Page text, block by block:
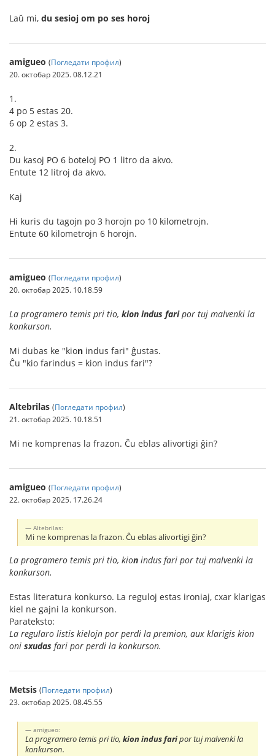
Laŭ mi, du sesioj om po ses horoj
amigueo (Погледати профил)
20. октобар 2025. 08.12.21
1.
4 po 5 estas 20.
6 op 2 estas 3.
2.
Du kasoj PO 6 boteloj PO 1 litro da akvo.
Entute 12 litroj da akvo.
Kaj
Hi kuris du tagojn po 3 horojn po 10 kilometrojn.
Entute 60 kilometrojn 6 horojn.
amigueo (Погледати профил)
20. октобар 2025. 10.18.59
La programero temis pri tio, kion indus faripor tuj malvenki la
konkurson.
Mi dubas ke "kion indus fari" ĝustas.
Ĉu "kio farindus = kion indus fari"?
Altebrilas (Погледати профил)
21. октобар 2025. 10.18.51
Mi ne komprenas la frazon. Ĉu eblas alivortigi ĝin?
amigueo (Погледати профил)
22. октобар 2025. 17.26.24
Altebrilas:
Mi ne komprenas la frazon. Ĉu eblas alivortigi ĝin?
La programero temis pri tio, kion indus fari por tuj malvenki la
konkurson.
Estas literatura konkurso. La reguloj estas ironiaj, cxar klarigas
kiel ne gajni la konkurson.
Parateksto:
La regularo listis kielojn por perdi la premion, aux klarigis kion
oni sxudas fari por perdi la konkurson.
Metsis (Погледати профил)
23. октобар 2025. 08.45.55
amigueo:
La programero temis pri tio,kion indus faripor tuj malvenki la
konkurson.